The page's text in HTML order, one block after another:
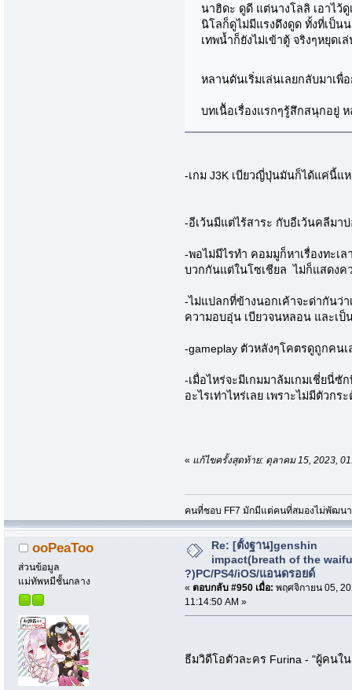
นาฮิดะ ดูดี แต่นางโลลิ เอาไว้ดู
นิโลก็ดูไม่มีแรงดึงดูด ทั้งที่เป็น
เทพน้ำก็ยังไม่เข้าตู้ จริงๆหยุดเ
หลานดันเริ่มเล่นเลยกลับมาเพื่
บทเนืัอเรื่องแรกๆรู้สึกสนุกอยู่ ห
-เกม J3K เบียวญี่ปุ่นมันก็ได้แค่นี้แ
-อีเว้นมีแต่ไร้สาระ กับอีเว้นคลีมาบ่
-พอไม่มีไรทำ คอมมูก็หาเรื่องทะเ
บวกกันแต่ในโซเชียล ไม่ก็แสดงค
-ไม่แปลกที่ข้างนอกเค้าจะด่ากันว่
ความอบอุ่น เบียวจนหลอน และเป็
-gameplay ตัวหลังๆโคตรดูถูกคนเ
-เมื่อไหร่จะมีเกมมาล้มเกมเชี่ยนี่
อะไรเท่าไหร่เลย เพราะไม่มีตัวกร
« แก้ไขครั้งสุดท้าย: ตุลาคม 15, 2023,
คนที่ชอบ FF7 มักมีแต่คนที่สมองไม่พัฒนา
ooPeaToo
ส่วนข้อมูล
แม่ทัพหมีชั้นกลาง
Re: [ตั้งฐาน]genshin
impact(breath of the waifu
?)PC/PS4/iOS/แอนดรอยด์
« ตอบกลับ #950 เมื่อ: พฤศจิกายน 05,
11:14:50 AM »
ธีมวิดีโอตัวละคร Furina - "ผู้คน